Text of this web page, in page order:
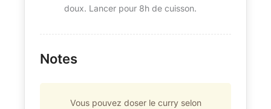
doux. Lancer pour 8h de cuisson.
Notes
Vous pouvez doser le curry selon